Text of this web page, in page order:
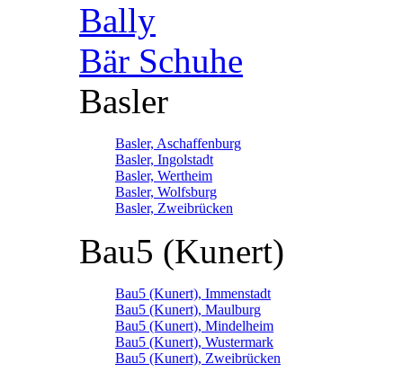
Bally
Bär Schuhe
Basler
Basler, Aschaffenburg
Basler, Ingolstadt
Basler, Wertheim
Basler, Wolfsburg
Basler, Zweibrücken
Bau5 (Kunert)
Bau5 (Kunert), Immenstadt
Bau5 (Kunert), Maulburg
Bau5 (Kunert), Mindelheim
Bau5 (Kunert), Wustermark
Bau5 (Kunert), Zweibrücken